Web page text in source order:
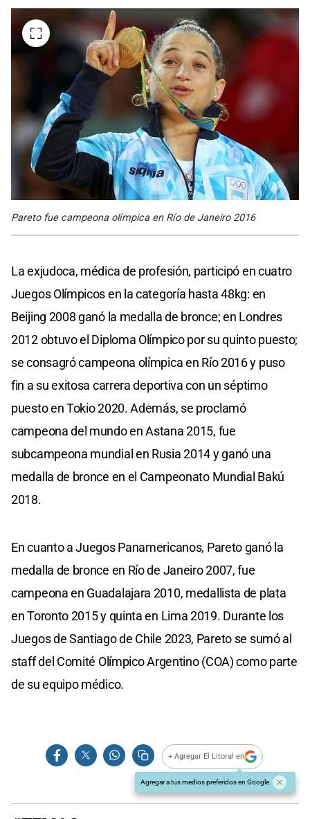
Pareto fue campeona olímpica en Río de Janeiro 2016
La exjudoca, médica de profesión, participó en cuatro
Juegos Olímpicos en la categoría hasta 48kg: en
Beijing 2008 ganó la medalla de bronce; en Londres
2012 obtuvo el Diploma Olímpico por su quinto puesto;
se consagró campeona olímpica en Río 2016 y puso
fin a su exitosa carrera deportiva con un séptimo
puesto en Tokio 2020. Además, se proclamó
campeona del mundo en Astana 2015, fue
subcampeona mundial en Rusia 2014 y ganó una
medalla de bronce en el Campeonato Mundial Bakú
2018.
En cuanto a Juegos Panamericanos, Pareto ganó la
medalla de bronce en Río de Janeiro 2007, fue
campeona en Guadalajara 2010, medallista de plata
en Toronto 2015 y quinta en Lima 2019. Durante los
Juegos de Santiago de Chile 2023, Pareto se sumó al
staff del Comité Olímpico Argentino (COA) como parte
de su equipo médico.
+ Agregar El Litoral en
Agregar a tus medios preferidos en Google